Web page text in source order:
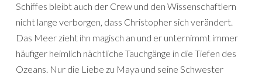
Schiffes bleibt auch der Crew und den Wissenschaftlern
nicht lange verborgen, dass Christopher sich verändert.
Das Meer zieht ihn magisch an und er unternimmt immer
häufiger heimlich nächtliche Tauchgänge in die Tiefen des
Ozeans. Nur die Liebe zu Maya und seine Schwester